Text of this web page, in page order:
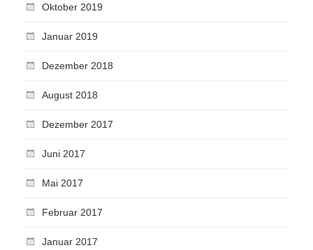
Oktober 2019
Januar 2019
Dezember 2018
August 2018
Dezember 2017
Juni 2017
Mai 2017
Februar 2017
Januar 2017